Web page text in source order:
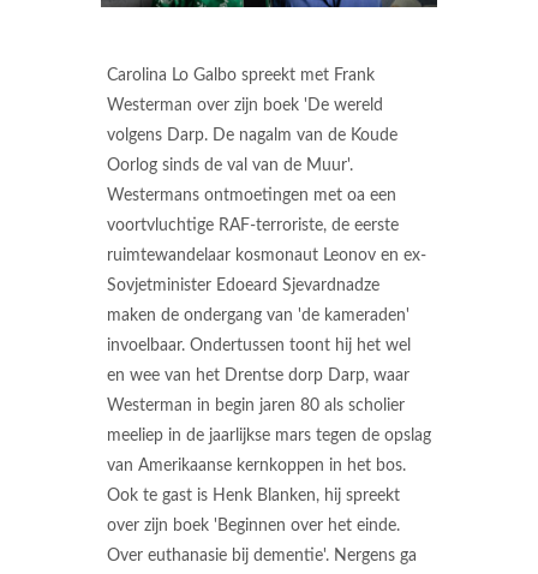
Carolina Lo Galbo spreekt met Frank
Westerman over zijn boek 'De wereld
volgens Darp. De nagalm van de Koude
Oorlog sinds de val van de Muur'.
Westermans ontmoetingen met oa een
voortvluchtige RAF-terroriste, de eerste
ruimtewandelaar kosmonaut Leonov en ex-
Sovjetminister Edoeard Sjevardnadze
maken de ondergang van 'de kameraden'
invoelbaar. Ondertussen toont hij het wel
en wee van het Drentse dorp Darp, waar
Westerman in begin jaren 80 als scholier
meeliep in de jaarlijkse mars tegen de opslag
van Amerikaanse kernkoppen in het bos.
Ook te gast is Henk Blanken, hij spreekt
over zijn boek 'Beginnen over het einde.
Over euthanasie bij dementie'. Nergens ga